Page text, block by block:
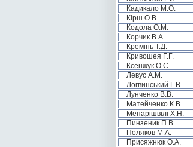
Кадикало М.О.
Кірш О.В.
Кодола О.М.
Корчик В.А.
Кремінь Т.Д.
Кривошея Г.Г.
Ксенжук О.С.
Левус А.М.
Логвинський Г.В.
Лунченко В.В.
Матейченко К.В.
Мепарішвілі Х.Н.
Пинзеник П.В.
Поляков М.А.
Присяжнюк О.А.